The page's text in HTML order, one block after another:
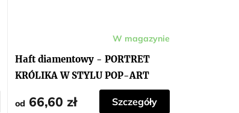
Haft diamentowy - PORTRET
KRÓLIKA W STYLU POP-ART
W magazynie
od 66,60 zł Szczegóły